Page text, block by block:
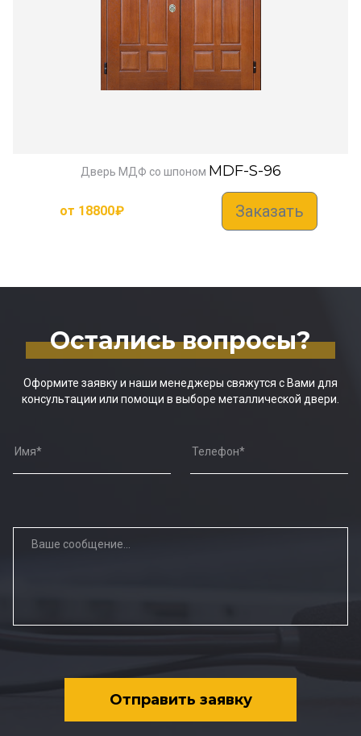
Дверь МДФ со шпоном MDF-S-96
от 18800₽ Заказать
Остались вопросы?
Оформите заявку и наши менеджеры свяжутся с Вами для
консультации или помощи в выборе металлической двери.
Отправить заявку